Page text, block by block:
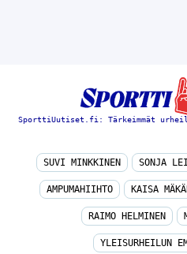
SporttiUutiset.fi: Tärkeimmät
SUVI MINKKINEN SONJA
AMPUMAHIIHTO KAISA
RAIMO HELMINEN
YLEISURHEILUN